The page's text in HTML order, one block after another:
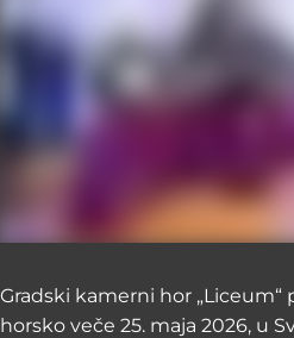
Gradski kamerni hor
horsko veče 25. maja 2026, u